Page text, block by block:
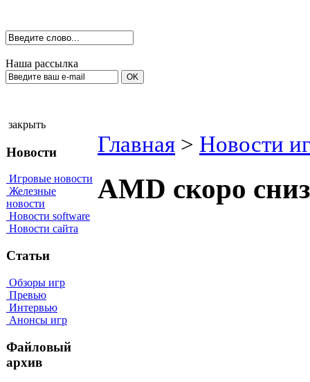
Наша рассылка
закрыть
Новости
Игровые новости
Железные
новости
Новости software
Новости сайта
Статьи
Обзоры игр
Превью
Интервью
Анонсы игр
Файловый
архив
Главная > Новости
AMD скоро